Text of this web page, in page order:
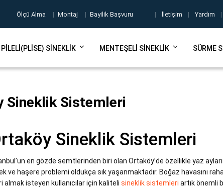
Ölçü Alma | Montaj | Bayilik Başvuru | İletişim | Yardım |
PILELI(PLISE) SINEKLIK MENTEŞELI SINEKLIK SÜRME
Sineklik Sistemleri
Sineklik Sistemleri
en gözde semtlerinden biri olan Ortaköy’de özellikle yaz
ve haşere problemi oldukça sık yaşanmaktadır. Boğaz havasını
almak isteyen kullanıcılar için kaliteli sineklik sistemleri artık önemli